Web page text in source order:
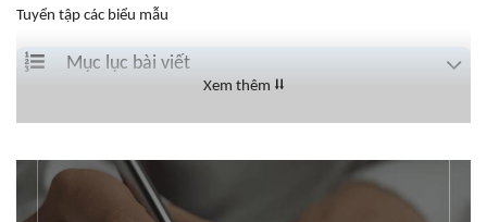
Tuyển tập các biểu mẫu
Mục lục bài viết
Xem thêm ⮇